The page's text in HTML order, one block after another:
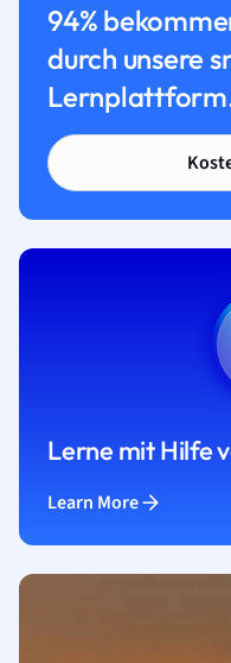
94%
durch unsere
Lerne mit Hilfe
Learn More